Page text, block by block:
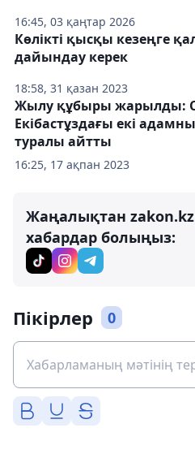
16:45, 03 қаңтар 2026
18:58, 31 қазан 2023
Көлікті қысқы кезеңге
дайындау керек
16:25, 17 ақпан 2023
Жылу құбыры жарылды:
Екібастұздағы екі
туралы айтты
Жаңалықтан
хабардар болыңыз:
Пікірлер 0